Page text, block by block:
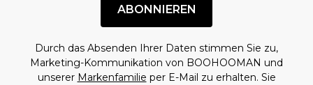
ABONNIEREN
Durch das Absenden Ihrer Daten stimmen Sie zu,
Marketing-Kommunikation von BOOHOOMAN und
unserer Markenfamilie per E-Mail zu erhalten. Sie